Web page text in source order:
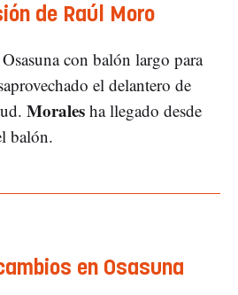
de Raúl Moro
con balón largo para
el delantero de
Morales ha llegado desde
balón.
en Osasuna